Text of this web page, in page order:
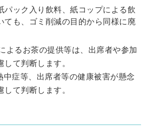
パック入り飲料、紙コップによる飲
ても、ゴミ削減の目的から同様に廃
よるお茶の提供等は、出席者や参加
て判断します。
症等、出席者等の健康被害が懸念
て判断します。